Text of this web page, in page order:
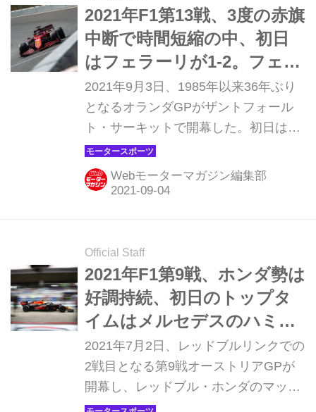
行となった。ちなみに土曜日の天候は
晴れの予想となっている。
2021年F1第13戦、3度の赤旗
中断で時間短縮の中、初日
はフェラーリが1-2。フェル
スタッペンは5番手【オラン
ダGP】
2021年9月3日、1985年以来36年ぶり
となるオランダGPがザントフォール
ト・サーキットで開幕した。初日はや
や風があるものの快晴の中でフリー走
行が行われたが、1回目、2回目ともに
トラブルやコースアウトによって赤旗
ル・ホンダ）はニュータイヤでのアタ
ックができず5番手となった。トップ
タイムをマークしたのはシャルル・ル
クレール（フェラーリ）。ルイス・ハ
ミルトン（メルセデス）はフリー走行
2回目開始わずか5分でエンジントラブ
ルのためマシンを止めた。
Webモーターマガジン編集部
Official Staff
2021年F1第9戦、ホンダ勢は
好調持続、初日のトップタ
イムはメルセデスのハミル
トン【オーストリアGPフリ
ー】
2021年7月2日、レッドブルリンクでの
2戦目となる第9戦オーストリアGPが
開幕し、レッドブル・ホンダのマック
ス・フェルスタッペンは前戦からの好